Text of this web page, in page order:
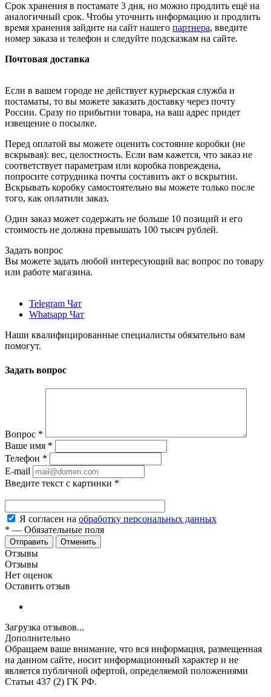
Срок хранения в постамате 3 дня, но можно продлить ещё на
аналогичный срок. Чтобы уточнить информацию и продлить
время хранения зайдите на сайт нашего партнера, введите
номер заказа и телефон и следуйте подсказкам на сайте.
Почтовая доставка
Если в вашем городе не действует курьерская служба и
постаматы, то вы можете заказать доставку через почту
России. Сразу по прибытии товара, на ваш адрес придет
извещение о посылке.
Перед оплатой вы можете оценить состояние коробки (не
вскрывая): вес, целостность. Если вам кажется, что заказ не
соответствует параметрам или коробка повреждена,
попросите сотрудника почты составить акт о вскрытии.
Вскрывать коробку самостоятельно вы можете только после
того, как оплатили заказ.
Один заказ может содержать не больше 10 позиций и его
стоимость не должна превышать 100 тысяч рублей.
Задать вопрос
Вы можете задать любой интересующий вас вопрос по товару
или работе магазина.
Telegram Чат
Whatsapp Чат
Наши квалифицированные специалисты обязательно вам
помогут.
Задать вопрос
Вопрос *
Ваше имя *
Телефон *
E-mail
Введите текст с картинки *
Я согласен на обработку персональных данных
* — Обязательные поля
Отменить
Отзывы
Отзывы
Нет оценок
Оставить отзыв
Загрузка отзывов...
Дополнительно
Обращаем ваше внимание, что вся информация, размещенная
на данном сайте, носит информационный характер и не
является публичной офертой, определяемой положениями
Статьи 437 (2) ГК РФ.